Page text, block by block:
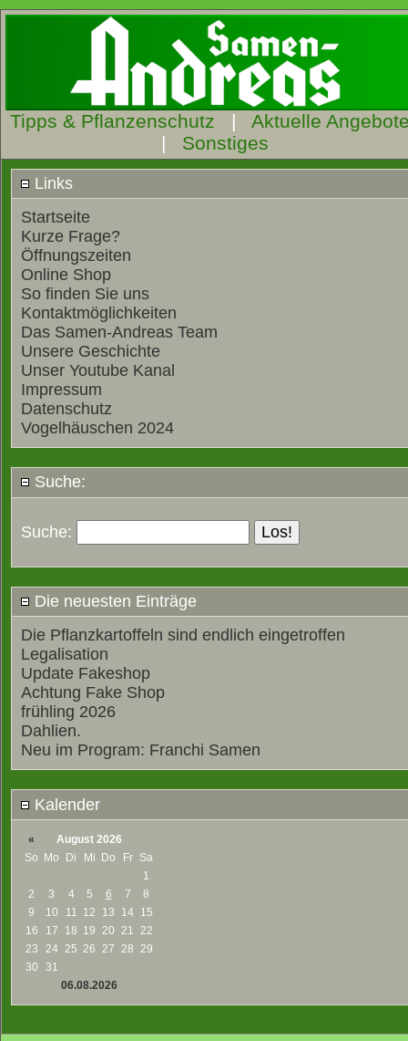
Tipps & Pflanzenschutz | Aktuelle
| Sonstiges
Links
Startseite
Kurze Frage?
Öffnungszeiten
Online Shop
So finden Sie uns
Kontaktmöglichkeiten
Das Samen-Andreas Team
Unsere Geschichte
Unser Youtube Kanal
Impressum
Datenschutz
Vogelhäuschen 2024
Suche:
Suche:
Die neuesten Einträge
Die Pflanzkartoffeln sind endlich eingetroffen
Legalisation
Update Fakeshop
Achtung Fake Shop
frühling 2026
Dahlien.
Neu im Program: Franchi Samen
Kalender
«
August 2026
So Mo Di Mi Do Fr
Sa
1
2
3 4 5 6 7
8
9
10 11 12 13 14 15
16
17 18 19 20 21 22
23
24 25 26 27 28 29
30
31
06.08.2026